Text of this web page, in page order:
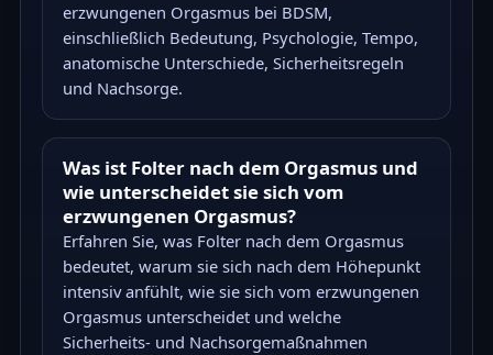
erzwungenen Orgasmus bei BDSM,
einschließlich Bedeutung, Psychologie, Tempo,
anatomische Unterschiede, Sicherheitsregeln
und Nachsorge.
Was ist Folter nach dem Orgasmus und
wie unterscheidet sie sich vom
erzwungenen Orgasmus?
Erfahren Sie, was Folter nach dem Orgasmus
bedeutet, warum sie sich nach dem Höhepunkt
intensiv anfühlt, wie sie sich vom erzwungenen
Orgasmus unterscheidet und welche
Sicherheits- und Nachsorgemaßnahmen